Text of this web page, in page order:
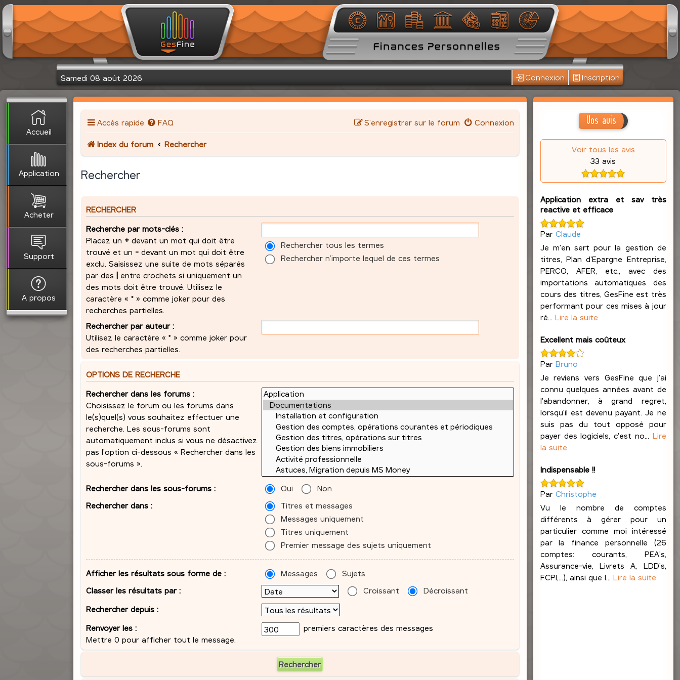
Samedi 08 août 2026 Connexion Inscription
Accueil
Application
Acheter
Support
A propos
Accès rapide FAQ Connexion
S’enregistrer sur le forum
Index du forum Rechercher
Rechercher
RECHERCHER
Recherche par mots-clés :
Placez un + devant un mot qui doit être
trouvé et un - devant un mot qui doit être
exclu. Saisissez une suite de mots séparés
par des
entre crochets si uniquement un
des mots doit être trouvé. Utilisez le
caractère « * » comme joker pour des
recherches partielles.
Rechercher tous les termes
Rechercher n’importe lequel de ces termes
Rechercher par auteur :
Utilisez le caractère « * » comme joker pour
des recherches partielles.
OPTIONS DE RECHERCHE
Rechercher dans les forums :
Choisissez le forum ou les forums dans
le(s)quel(s) vous souhaitez effectuer une
recherche. Les sous-forums sont
automatiquement inclus si vous ne désactivez
pas l’option ci-dessous « Rechercher dans les
sous-forums ».
Rechercher dans les sous-forums : Oui
Non
Rechercher dans :
Titres et messages
Messages uniquement
Titres uniquement
Premier message des sujets uniquement
Afficher les résultats sous forme de : Messages
Sujets
Classer les résultats par :
Croissant
Décroissant
Rechercher depuis :
Renvoyer les :
Mettre 0 pour afficher tout le message.
premiers caractères des messages
Vos avis
Voir tous les avis
33 avis
Application extra et sav très
reactive et efficace
Par Claude
Je m'en sert pour la gestion de
titres, Plan d'Epargne Entreprise,
PERCO, AFER, etc., avec des
importations automatiques des
cours des titres, GesFine est très
performant pour ces mises à jour
ré... Lire la suite
Excellent mais coûteux
Par Bruno
Je reviens vers GesFine que j'ai
connu quelques années avant de
l'abandonner, à grand regret,
lorsqu'il est devenu payant. Je ne
suis pas du tout opposé pour
payer des logiciels, c'est no... Lire
la suite
Indispensable !!
Par Christophe
Vu le nombre de comptes
différents à gérer pour un
particulier comme moi intéressé
par la finance personnelle (26
comptes: courants, PEA's,
Assurance-vie, Livrets A, LDD's,
FCPI,...), ainsi que l... Lire la suite